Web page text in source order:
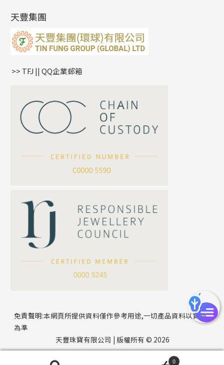
公司名稱
聯絡電話
雙十字鏈系列
水波鏈系列
蛇骨鏈系列
鏈尾系列
嘴唇鏈系列
S車花鏈系列
珍珠鏈系列
坦克鏈系列
滿天星鏈系列
方假繩鏈系列
耳環扣系列
耳綫/耳鈎系列
耳環爪頭
耳環
字母吊墜
相盒吊墜
項鏈吊墜
生肖吊墜
星座吊墜
珠扣
天豐集團
>> TFJ || QQ企業郵箱
免責聲明:本網頁所提供資料僅作參考用途,一切產品資料以實物
為準
天豐珠寶有限公司 | 版權所有 © 2026
0